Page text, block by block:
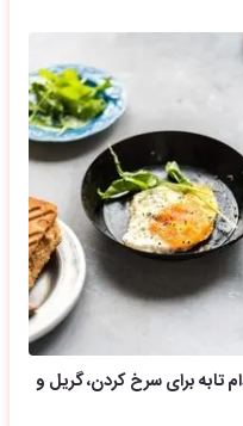
تابه برای سرخ کردن، گریل و